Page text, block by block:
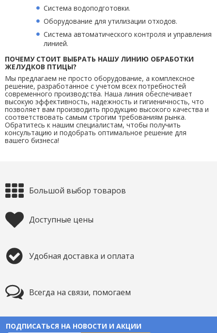
Система водоподготовки.
Оборудование для утилизации отходов.
Система автоматического контроля и управления
линией.
ПОЧЕМУ СТОИТ ВЫБРАТЬ НАШУ ЛИНИЮ ОБРАБОТКИ
ЖЕЛУДКОВ ПТИЦЫ?
Мы предлагаем не просто оборудование, а комплексное
решение, разработанное с учетом всех потребностей
современного производства. Наша линия обеспечивает
высокую эффективность, надежность и гигиеничность, что
позволяет вам производить продукцию высокого качества и
соответствовать самым строгим требованиям рынка.
Обратитесь к нашим специалистам, чтобы получить
консультацию и подобрать оптимальное решение для
вашего бизнеса!
Большой выбор товаров
Доступные цены
Удобная доставка и оплата
Всегда на связи, помогаем
ПОДПИСАТЬСЯ НА НОВОСТИ И АКЦИИ